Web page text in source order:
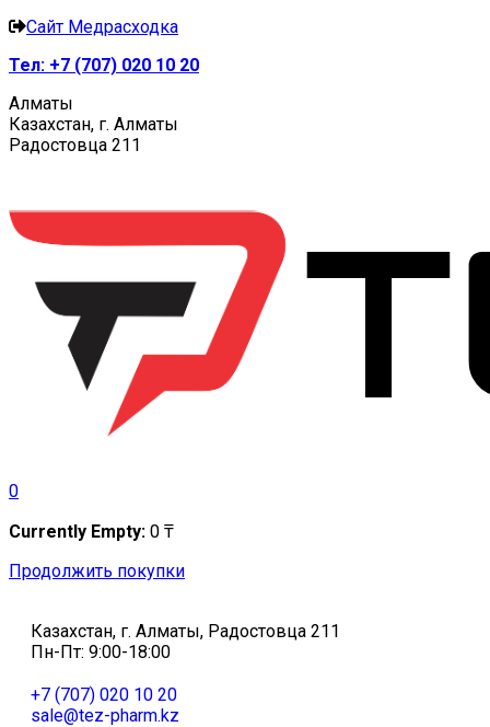
Сайт Медрасходка
Тел: +7 (707) 020 10 20
Алматы
Казахстан, г. Алматы
Радостовца 211
0
Currently Empty: 0 ₸
Продолжить покупки
Казахстан, г. Алматы, Радостовца 211
Пн-Пт: 9:00-18:00
+7 (707) 020 10 20
sale@tez-pharm.kz